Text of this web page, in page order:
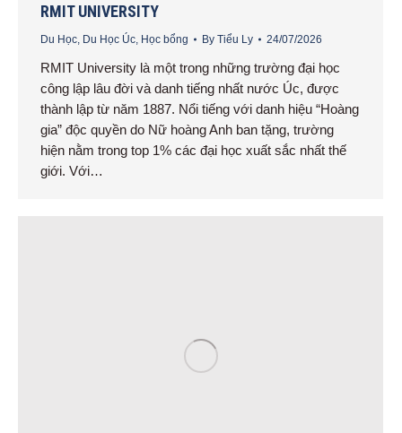
RMIT UNIVERSITY
Du Học Du Học Úc Học bổng By Tiểu Ly 24/07/2026
RMIT University là một trong những trường đại học
công lập lâu đời và danh tiếng nhất nước Úc, được
thành lập từ năm 1887. Nổi tiếng với danh hiệu “Hoàng
gia” độc quyền do Nữ hoàng Anh ban tặng, trường
hiện nằm trong top 1% các đại học xuất sắc nhất thế
giới. Với…